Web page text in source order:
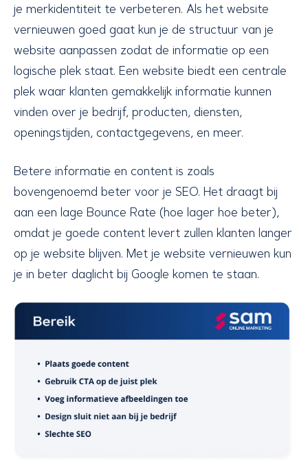
je merkidentiteit te verbeteren. Als het website
vernieuwen goed gaat kun je de structuur van je
website aanpassen zodat de informatie op een
logische plek staat. Een website biedt een centrale
plek waar klanten gemakkelijk informatie kunnen
vinden over je bedrijf, producten, diensten,
openingstijden, contactgegevens, en meer.
Betere informatie en content is zoals
bovengenoemd beter voor je SEO. Het draagt bij
aan een lage Bounce Rate (hoe lager hoe beter),
omdat je goede content levert zullen klanten langer
op je website blijven. Met je website vernieuwen kun
je in beter daglicht bij Google komen te staan.